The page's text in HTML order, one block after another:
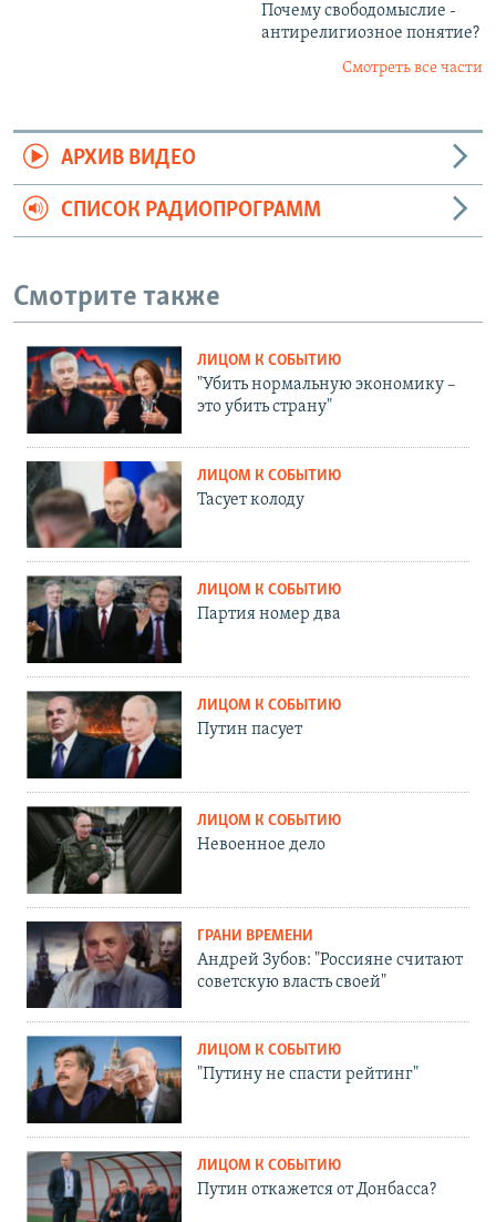
Почему свободомыслие -
антирелигиозное понятие?
Смотреть все части
АРХИВ ВИДЕО
СПИСОК РАДИОПРОГРАММ
Смотрите также
ЛИЦОМ К СОБЫТИЮ
"Убить нормальную экономику –
это убить страну"
ЛИЦОМ К СОБЫТИЮ
Тасует колоду
ЛИЦОМ К СОБЫТИЮ
Партия номер два
ЛИЦОМ К СОБЫТИЮ
Путин пасует
ЛИЦОМ К СОБЫТИЮ
Невоенное дело
ГРАНИ ВРЕМЕНИ
Андрей Зубов: "Россияне считают
советскую власть своей"
ЛИЦОМ К СОБЫТИЮ
"Путину не спасти рейтинг"
ЛИЦОМ К СОБЫТИЮ
Путин откажется от Донбасса?